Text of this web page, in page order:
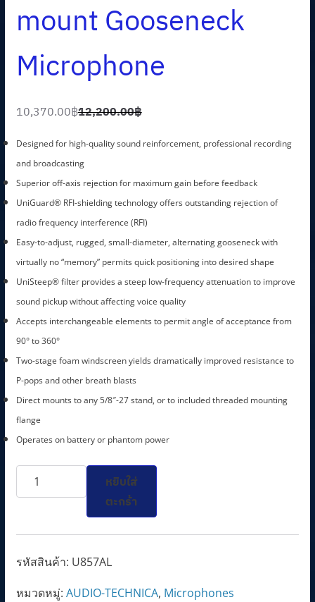
mount Gooseneck
Microphone
12,200.00฿
O
r
i
g
i
n
a
l
p
r
i
c
e
w
a
s
:
,
0
0
10,370.00฿
C
u
r
r
e
n
t
p
r
i
c
e
i
s
:
1
0
7
.
฿
Designed for high-quality sound reinforcement, professional recording
and broadcasting
Superior off-axis rejection for maximum gain before feedback
UniGuard® RFI-shielding technology offers outstanding rejection of
radio frequency interference (RFI)
Easy-to-adjust, rugged, small-diameter, alternating gooseneck with
virtually no “memory” permits quick positioning into desired shape
UniSteep® filter provides a steep low-frequency attenuation to improve
sound pickup without affecting voice quality
Accepts interchangeable elements to permit angle of acceptance from
90° to 360°
Two-stage foam windscreen yields dramatically improved resistance to
P-pops and other breath blasts
Direct mounts to any 5/8″-27 stand, or to included threaded mounting
flange
Operates on battery or phantom power
จำนวน
U857AL
Condenser
Adapter-
Gooseneck
หยิบใส่
ตะกร้า
รหัสสินค้า: U857AL
หมวดหมู่: AUDIO-TECHNICA, Microphones